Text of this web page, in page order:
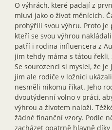
O výhrách, které padají z
mluví jako o život měnících.
prohýřili svou výhru. Proto je
kteří se svou výhrou
patří i rodina influencera z
jim tehdy máma s tátou
Se sourozenci si myslel, že
jim ale rodiče v ložnici
nesměli nikomu říkat. Jeho
dvoutýdenní volno v práci,
výhrou a životem naloží.
žádné finanční vzory. Podle
zacházet opatrně hlavně